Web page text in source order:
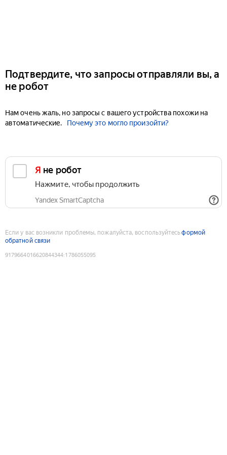
Подтвердите, что запросы отправляли вы, а
не робот
Нам очень жаль, но запросы с вашего устройства похожи на
автоматические.
Почему это могло произойти?
Я не робот
Нажмите, чтобы продолжить
Yandex SmartCaptcha
Если у вас возникли проблемы, пожалуйста, воспользуйтесьформой
обратной связи
9179664016620844344:1786055095